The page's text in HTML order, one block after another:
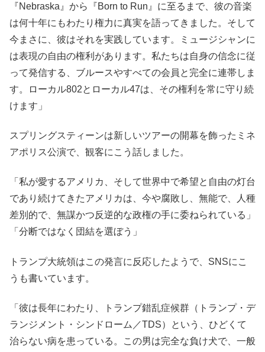
『Nebraska』から『Born to Run』に至るまで、彼の音楽
は何十年にもわたり権力に真実を語ってきました。そして
今まさに、彼はそれを実践しています。ミュージシャンに
は表現の自由の権利があります。私たちは自身の信念に従
って発信する、ブルースやすべての会員と完全に連帯しま
す。ローカル802とローカル47は、その権利を常に守り続
けます」
スプリングスティーンは新しいツアーの開幕を飾ったミネ
アポリス公演で、観客にこう話しました。
「私が愛するアメリカ、そして世界中で希望と自由の灯台
であり続けてきたアメリカは、今や腐敗し、無能で、人種
差別的で、無謀かつ反逆的な政権の手に委ねられている」
「分断ではなく団結を選ぼう」
トランプ大統領はこの発言に反応したようで、SNSにこ
うも書いています。
「彼は長年にわたり、トランプ錯乱症候群（トランプ・デ
ランジメント・シンドローム／TDS）という、ひどくて
治らない病を患っている。この男は完全な負け犬で、一般